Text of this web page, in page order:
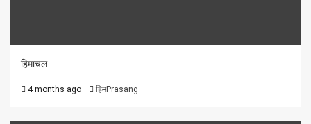
हिमाचल
4 months ago हिमPrasang